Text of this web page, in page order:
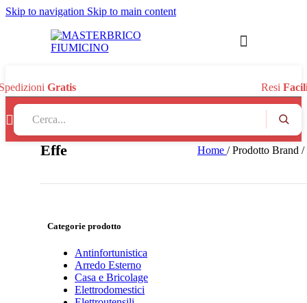
Skip to navigation Skip to main content
Gratis Resi
Search: Search
Effe Home / Prodotto Brand /
Categorie prodotto
Antinfortunistica
Arredo Esterno
Casa e Bricolage
Elettrodomestici